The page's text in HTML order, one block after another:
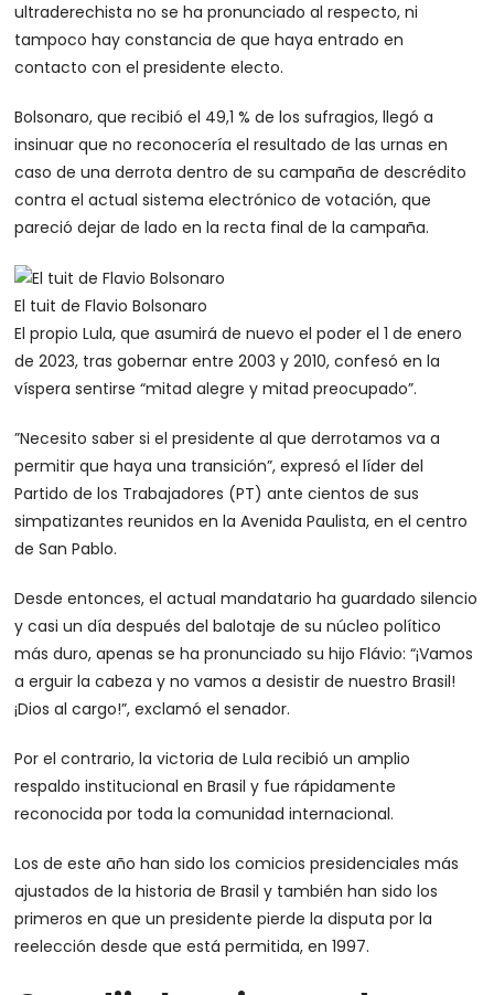
ultraderechista no se ha pronunciado al respecto, ni
tampoco hay constancia de que haya entrado en
contacto con el presidente electo.
Bolsonaro, que recibió el 49,1 % de los sufragios, llegó a
insinuar que no reconocería el resultado de las urnas en
caso de una derrota dentro de su campaña de descrédito
contra el actual sistema electrónico de votación, que
pareció dejar de lado en la recta final de la campaña.
El tuit de Flavio Bolsonaro
El propio Lula, que asumirá de nuevo el poder el 1 de enero
de 2023, tras gobernar entre 2003 y 2010, confesó en la
víspera sentirse “mitad alegre y mitad preocupado”.
”Necesito saber si el presidente al que derrotamos va a
permitir que haya una transición”, expresó el líder del
Partido de los Trabajadores (PT) ante cientos de sus
simpatizantes reunidos en la Avenida Paulista, en el centro
de San Pablo.
Desde entonces, el actual mandatario ha guardado silencio
y casi un día después del balotaje de su núcleo político
más duro, apenas se ha pronunciado su hijo Flávio: “¡Vamos
a erguir la cabeza y no vamos a desistir de nuestro Brasil!
¡Dios al cargo!”, exclamó el senador.
Por el contrario, la victoria de Lula recibió un amplio
respaldo institucional en Brasil y fue rápidamente
reconocida por toda la comunidad internacional.
Los de este año han sido los comicios presidenciales más
ajustados de la historia de Brasil y también han sido los
primeros en que un presidente pierde la disputa por la
reelección desde que está permitida, en 1997.